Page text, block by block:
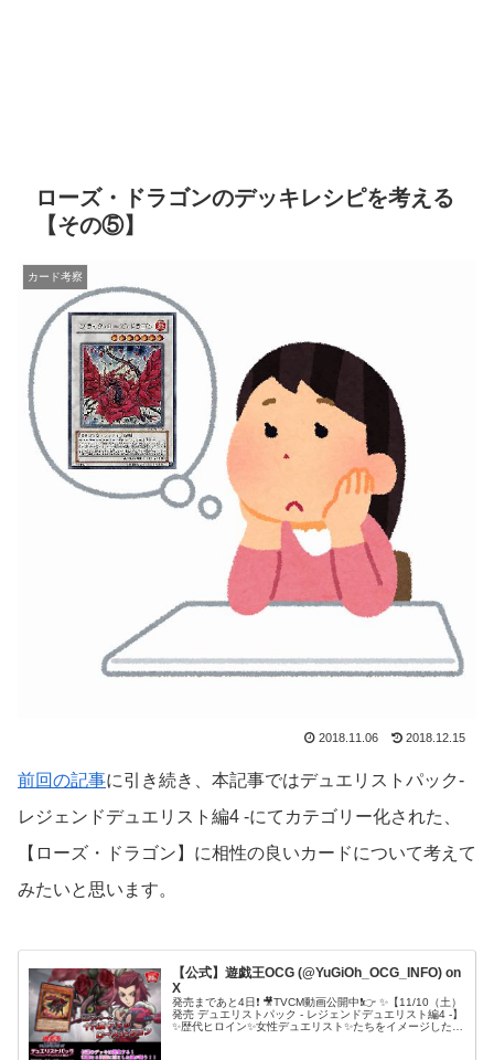
ローズ・ドラゴンのデッキレシピを考える
【その⑤】
カード考察
2018.11.06 2018.12.15
前回の記事に引き続き、本記事ではデュエリストパック-
レジェンドデュエリスト編4 -にてカテゴリー化された、
【ローズ・ドラゴン】に相性の良いカードについて考えて
みたいと思います。
【公式】遊戯王OCG (@YuGiOh_OCG_INFO) on
X
発売まであと4日❗️ 🎥TVCM動画公開中❗️👉 ✨【11/10（土）
発売 デュエリストパック - レジェンドデュエリスト編4 -】
✨歴代ヒロイン✨女性デュエリスト✨たちをイメージしたカ